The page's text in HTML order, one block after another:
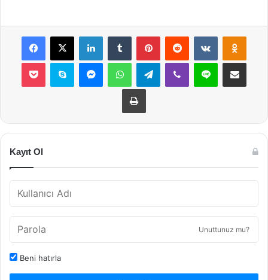
Facebook
X LinkedInTumblr PinterestReddit VKontakte
Pocket Skype MessengerWhatsAppTelegramViber Line E-Posta ile
Yazdır
Kayıt Ol
Unuttunuz mu?
Beni hatırla